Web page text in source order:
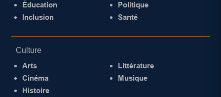
Éducation
Inclusion
Politique
Santé
Culture
Arts
Cinéma
Histoire
Littérature
Musique